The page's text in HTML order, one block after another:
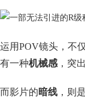
运用POV镜头，不
有一种机械感 ，突
而影片的暗线 ，则